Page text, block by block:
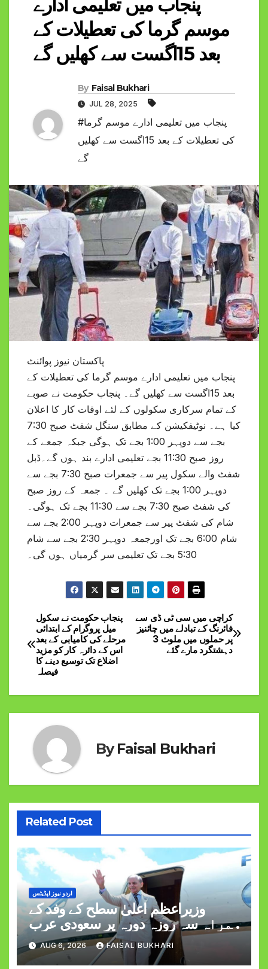
موسم گرما کی تعطیلات کے
بعد 15اگست سے کھلیں گے
By Faisal Bukhari
JUL 28, 2025
#پنجاب میں تعلیمی ادارے موسم گرما
کی تعطیلات کے بعد 15اگست سے کھلیں
گے
پاکستان نیوز پوائنٹ
پنجاب میں تعلیمی ادارے موسم گرما کی تعطیلات کے
بعد 15اگست سے کھلیں گے۔ پنجاب حکومت نے صوبے
کے تمام سرکاری سکولوں کے لئے اوقات کار کا اعلان
کیا ہے۔ نوٹیفکیشن کے مطابق سنگل شفٹ صبح 7:30
بجے سے دوپہر 1:00 بجے تک ہوگی جبکہ جمعے کے
روز صبح 11:30 بجے تعلیمی ادارے بند ہوں گے۔ڈبل
شفٹ والے سکول پیر سے جمعرات صبح 7:30 بجے سے
دوپہر 1:00 بجے تک کھلیں گے ۔ جمعہ کے روز صبح
کی شفٹ صبح 7:30 بجے سے 11:30 بجے تک ہوگی۔
شام کی شفٹ پیر سے جمعرات دوپہر 2:00 بجے سے
شام 6:00 بجے تک اورجمعہ دوپہر 2:30 بجے سے شام
5:30 بجے تک تعلیمی سر گرمیاں ہوں گی۔
Post
navigation
کراچی میں سی ٹی ڈی سے
فائرنگ کے تبادلے میں چائنیز
پر حملوں میں ملوث 3
دہشتگرد مارے گئے
پنجاب حکومت نے سکول
میل پروگرام کے ابتدائی
مرحلے کی کامیابی کے بعد
اس کے دائرہ کار کو مزید
اضلاع تک توسیع دینے کا
فیصلہ
ByFaisal Bukhari
Related Post
اردو نیوز اپڈیٹس
وزیراعظم اعلیٰ سطح کے وفد کے
ہمراہ سہ روزہ دورہ پر سعودی عرب
روانہ
AUG 6, 2026 FAISAL BUKHARI